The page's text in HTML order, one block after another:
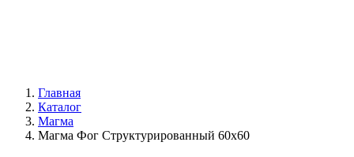
Главная
Каталог
Магма
Магма Фог Структурированный 60x60